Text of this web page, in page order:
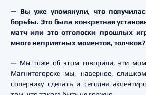
— Вы уже упомянули, что
борьбы. Это была конкретная
матч или это отголоски прошлых
много неприятных моментов, толчков?
— Мы тоже об этом говорили, эти
Магнитогорске мы, наверное,
сопернику сделать и сегодня